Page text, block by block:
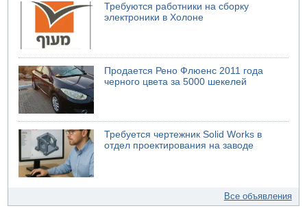
Требуются работники на сборку
электроники в Холоне
Продается Рено Флюенс 2011 года
черного цвета за 5000 шекелей
Требуется чертежник Solid Works в
отдел проектирования на заводе
Все объявления